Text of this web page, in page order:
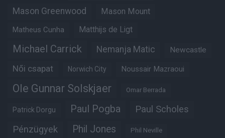
Mason Greenwood Mason Mount
Matheus Cunha Matthijs de Ligt
Michael Carrick Nemanja Matic Newcastle
Női csapat Norwich City Noussair Mazraoui
Ole Gunnar Solskjaer Omar Berrada
Patrick Dorgu Paul Pogba Paul Scholes
Pénzügyek Phil Jones Phil Neville